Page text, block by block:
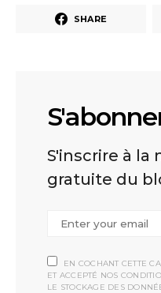
SHARE
S'inscrire à
gratuite du
EN COCHANT CETTE
ET ACCEPTÉ NOS
LE STOCKAGE DES